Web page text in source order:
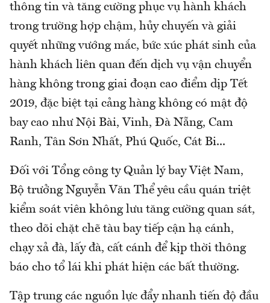
thông tin và tăng cường phục vụ hành khách
trong trường hợp chậm, hủy chuyến và giải
quyết những vướng mắc, bức xúc phát sinh của
hành khách liên quan đến dịch vụ vận chuyển
hàng không trong giai đoạn cao điểm dịp Tết
2019, đặc biệt tại cảng hàng không có mật độ
bay cao như Nội Bài, Vinh, Đà Nẵng, Cam
Ranh, Tân Sơn Nhất, Phú Quốc, Cát Bi...
Đối với Tổng công ty Quản lý bay Việt Nam,
Bộ trưởng Nguyễn Văn Thể yêu cầu quán triệt
kiểm soát viên không lưu tăng cường quan sát,
theo dõi chặt chẽ tàu bay tiếp cận hạ cánh,
chạy xả đà, lấy đà, cất cánh để kịp thời thông
báo cho tổ lái khi phát hiện các bất thường.
Tập trung các nguồn lực đẩy nhanh tiến độ đầu